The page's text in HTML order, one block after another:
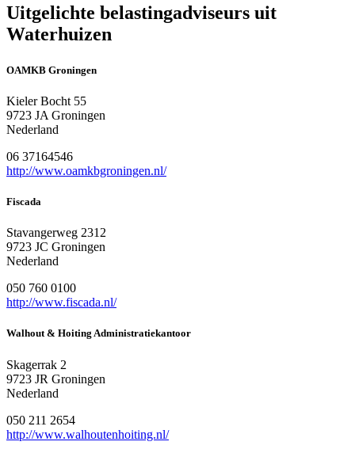
Uitgelichte belastingadviseurs uit
Waterhuizen
OAMKB Groningen
Kieler Bocht 55
9723 JA Groningen
Nederland
06 37164546
http://www.oamkbgroningen.nl/
Fiscada
Stavangerweg 2312
9723 JC Groningen
Nederland
050 760 0100
http://www.fiscada.nl/
Walhout & Hoiting Administratiekantoor
Skagerrak 2
9723 JR Groningen
Nederland
050 211 2654
http://www.walhoutenhoiting.nl/